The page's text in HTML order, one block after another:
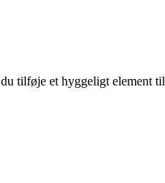
tilføje et hyggeligt